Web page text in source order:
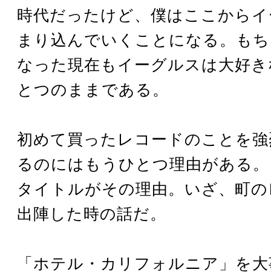
時代だったけど、僕はここから
まり込んでいくことになる。も
なった現在もイーグルスは大好
とつのままである。
初めて買ったレコードのことを
るのにはもうひとつ理由がある
タイトルがその理由。いざ、町
出陣した時の話だ。
「ホテル・カリフォルニア」を